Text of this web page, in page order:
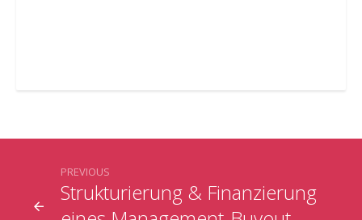
Strukturierung & Finanzierung
PREVIOUS